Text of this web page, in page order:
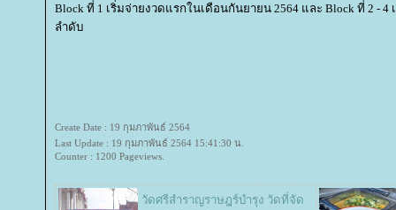
Block ที่ 1 เริ่มจ่ายงวดแรกในเดือนกันยายน 2564 และ Block ที่ 2 -
ลำดับ
Create Date : 19 กุมภาพันธ์ 2564
Last Update : 19 กุมภาพันธ์ 2564 15:41:30 น.
Counter : 1200 Pageviews.
วัดศรีสำราญราษฎร์บำรุง วัดที่จัด